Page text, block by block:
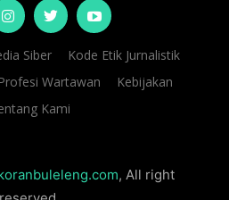
Siber
Kode Etik Jurnalistik
Wartawan
Kebijakan
Kami
, All right